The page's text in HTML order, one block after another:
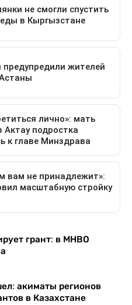
грант: в МНВО
акиматы регионов
в Казахстане